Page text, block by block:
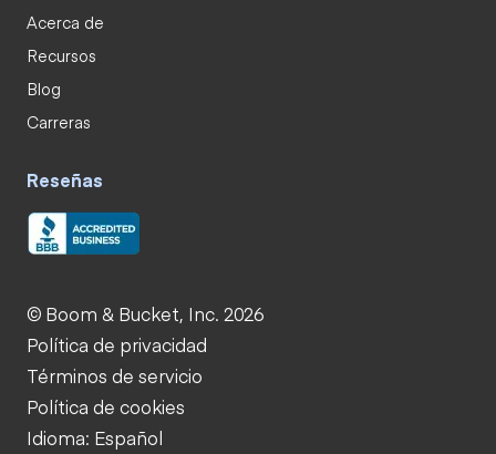
Acerca de
Recursos
Blog
Carreras
Reseñas
© Boom & Bucket, Inc. 2026
Política de privacidad
Términos de servicio
Política de cookies
Idioma: Español